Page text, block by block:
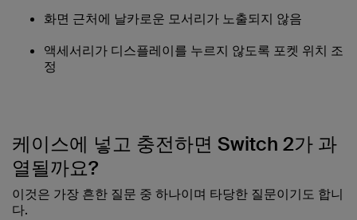
화면 근처에 날카로운 모서리가 노출되지 않음
액세서리가 디스플레이를 누르지 않도록 포켓 위치 조
정
케이스에 넣고 충전하면 Switch 2가 과
열될까요?
이것은 가장 흔한 질문 중 하나이며 타당한 질문이기도 합니
다.